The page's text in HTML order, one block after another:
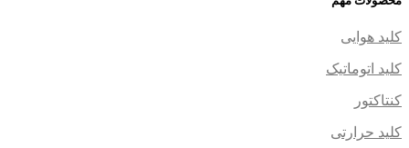
کلید هوایی
کلید اتوماتیک
کنتاکتور
کلید حرارتی